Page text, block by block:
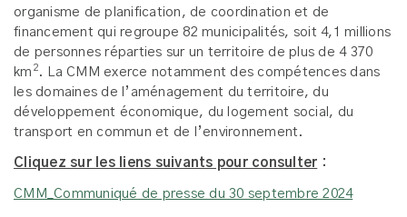
organisme de planification, de coordination et de
financement qui regroupe 82 municipalités, soit 4,1 millions
de personnes réparties sur un territoire de plus de 4 370
km 2. La CMM exerce notamment des compétences dans
les domaines de l’aménagement du territoire, du
développement économique, du logement social, du
transport en commun et de l’environnement.
Cliquez sur les liens suivants pour consulter :
CMM_Communiqué de presse du 30 septembre 2024